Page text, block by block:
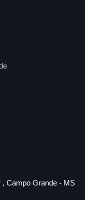
, Campo Grande - MS